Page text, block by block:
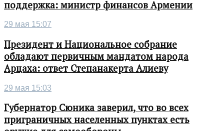
поддержка: министр финансов Армении
29 мая 15:07
Президент и Национальное собрание
обладают первичным мандатом народа
Арцаха: ответ Степанакерта Алиеву
29 мая 15:03
Губернатор Сюника заверил, что во всех
приграничных населенных пунктах есть